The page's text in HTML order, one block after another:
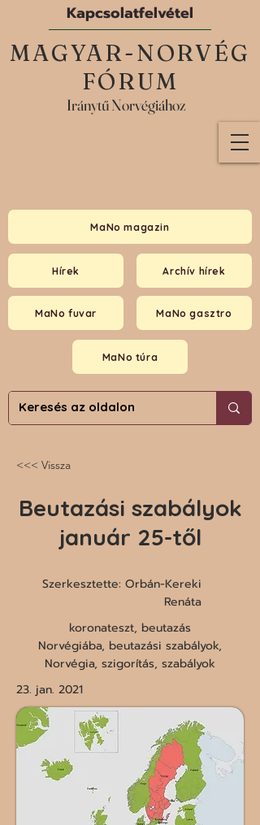
MAGYAR-NORVÉG
FÓRUM
Iránytű Norvégiához
Hírek
MaNo magazin
MaNo fuvar MaNo gasztro
MaNo túra
Archív hírek
Kapcsolatfelvétel
<<< Vissza
Beutazási szabályok
január 25-től
Szerkesztette: Orbán-Kereki
Renáta
koronateszt, beutazás
Norvégiába, beutazási szabályok,
Norvégia, szigorítás, szabályok
23. jan. 2021